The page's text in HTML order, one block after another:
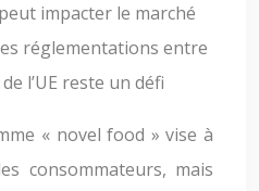
impacter le marché
réglementations entre
l’UE reste un défi
« novel food » vise à
consommateurs, mais